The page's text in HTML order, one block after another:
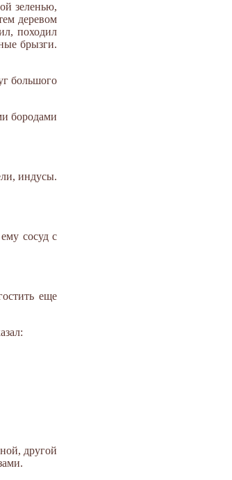
зеленью,
деревом
походил
брызги.
большого
бородами
индусы.
сосуд с
еще
другой